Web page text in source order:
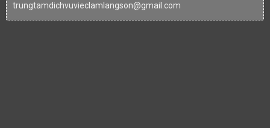
trungtamdichvuvieclamlangson@gmail.com